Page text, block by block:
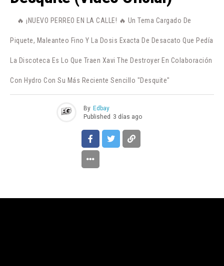
🔥 ¡NUEVO PERREO EN LA CALLE! 🔥 Un Tema Cargado De
Piquete, Maleanteo Fino Y La Dosis Exacta De Desacato Que Pedía
La Discoteca Es Lo Que Traen Xavi The Destroyer En Colaboración
Con Hydro Con Su Más Reciente Sencillo "Desquite"
By Edbay
Published 3 días ago